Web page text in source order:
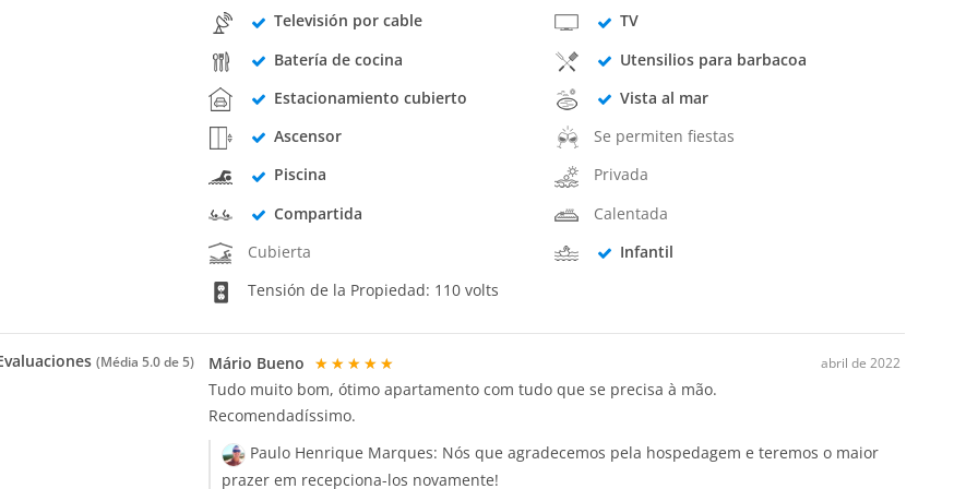
Televisión por cable
TV
Batería de cocina
Utensilios para barbacoa
Estacionamiento cubierto
Vista al mar
Ascensor
Se permiten fiestas
Piscina
Privada
Compartida
Calentada
Cubierta
Infantil
Tensión de la Propiedad: 110 volts
(Média 5.0 de 5) abril de 2022
Mário Bueno ★★★★★
Tudo muito bom, ótimo apartamento com tudo que se precisa à mão.
Recomendadíssimo.
Paulo Henrique Marques: Nós que agradecemos pela hospedagem e teremos o maior
prazer em recepciona-los novamente!